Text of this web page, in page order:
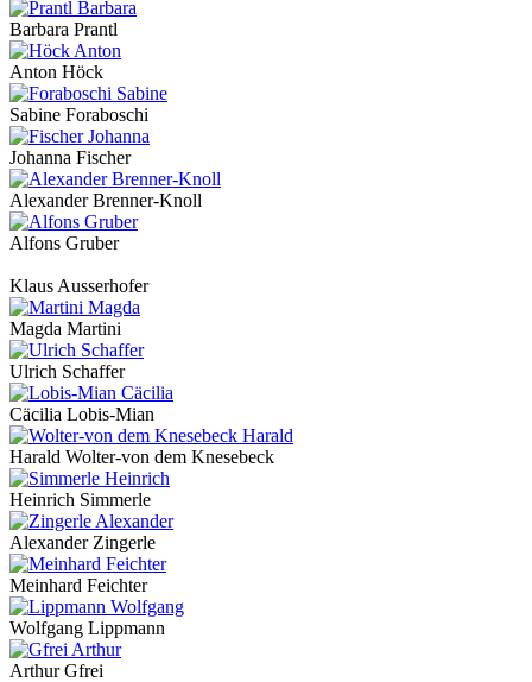
Barbara Prantl
Anton Höck
Sabine Foraboschi
Johanna Fischer
Alexander Brenner-Knoll
Alfons Gruber
Klaus Ausserhofer
Magda Martini
Ulrich Schaffer
Cäcilia Lobis-Mian
Harald Wolter-von dem Knesebeck
Heinrich Simmerle
Alexander Zingerle
Meinhard Feichter
Wolfgang Lippmann
Arthur Gfrei